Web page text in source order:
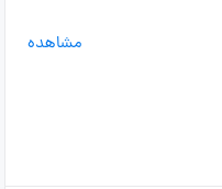
مشاهده